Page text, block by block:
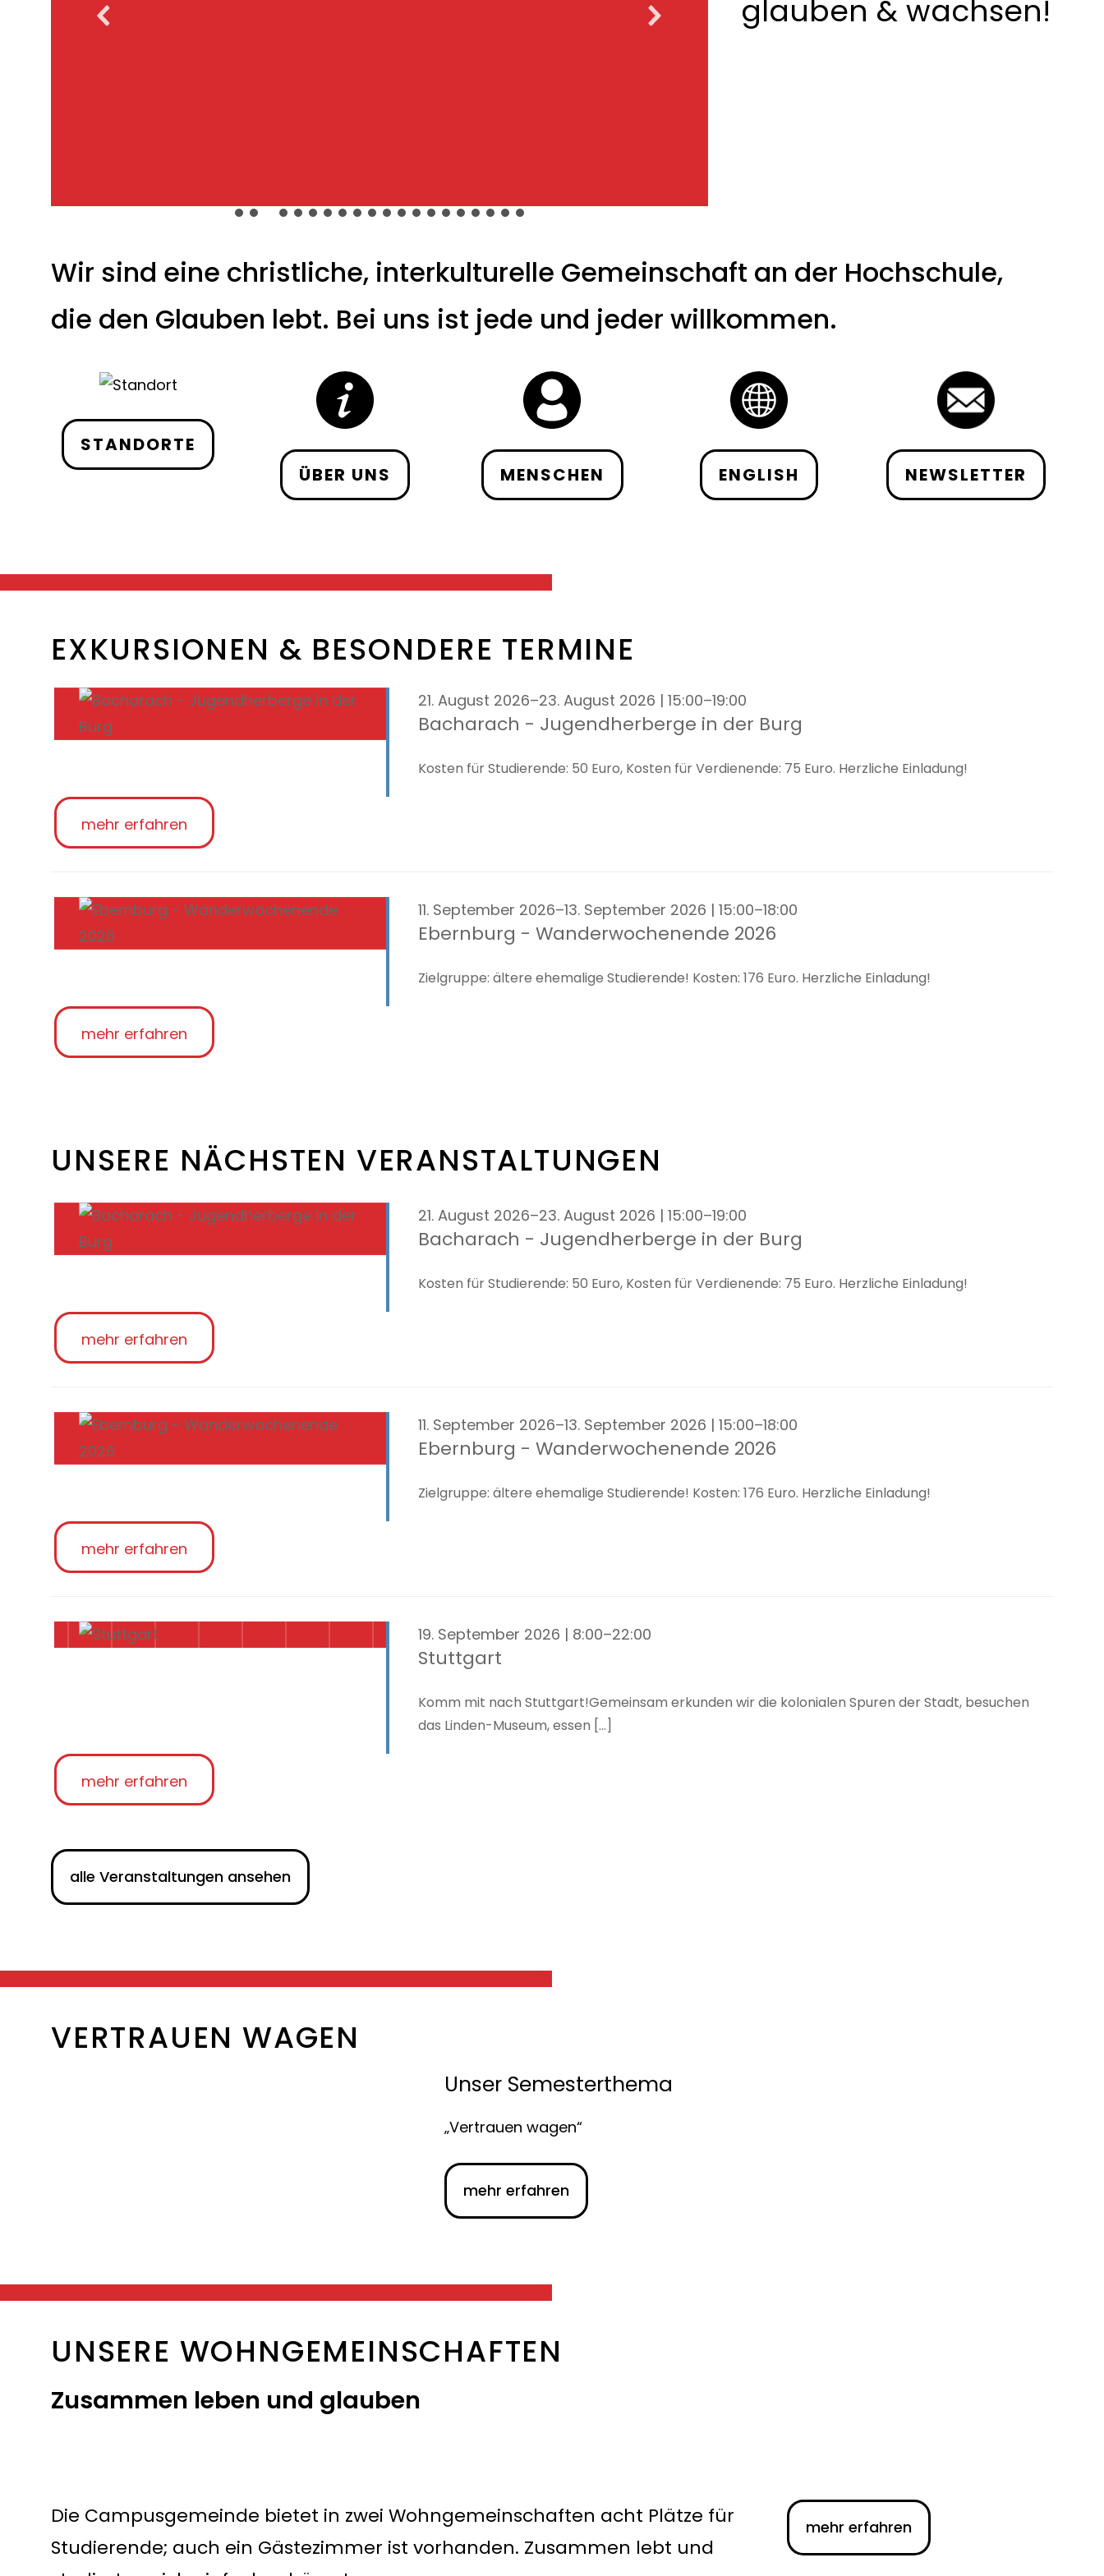
glauben & wachsen!
Wir sind eine christliche, interkulturelle Gemeinschaft an der Hochschule,
die den Glauben lebt. Bei uns ist jede und jeder willkommen.
STANDORTE
ÜBER UNS
MENSCHEN ENGLISH NEWSLETTER
EXKURSIONEN & BESONDERE TERMINE
21. August 2026–23. August 2026 | 15:00–19:00
Bacharach - Jugendherberge in der Burg
Kosten für Studierende: 50 Euro, Kosten für Verdienende: 75 Euro. Herzliche Einladung!
mehr erfahren
11. September 2026–13. September 2026 | 15:00–18:00
Ebernburg - Wanderwochenende 2026
Zielgruppe: ältere ehemalige Studierende! Kosten: 176 Euro. Herzliche Einladung!
mehr erfahren
UNSERE NÄCHSTEN VERANSTALTUNGEN
21. August 2026–23. August 2026 | 15:00–19:00
Bacharach - Jugendherberge in der Burg
Kosten für Studierende: 50 Euro, Kosten für Verdienende: 75 Euro. Herzliche Einladung!
mehr erfahren
11. September 2026–13. September 2026 | 15:00–18:00
Ebernburg - Wanderwochenende 2026
Zielgruppe: ältere ehemalige Studierende! Kosten: 176 Euro. Herzliche Einladung!
mehr erfahren
19. September 2026 | 8:00–22:00
Stuttgart
Komm mit nach Stuttgart!Gemeinsam erkunden wir die kolonialen Spuren der Stadt, besuchen
das Linden-Museum, essen [...]
mehr erfahren
alle Veranstaltungen ansehen
VERTRAUEN WAGEN
Unser Semesterthema
„Vertrauen wagen“
mehr erfahren
UNSERE WOHNGEMEINSCHAFTEN
Zusammen leben und glauben
Die Campusgemeinde bietet in zwei Wohngemeinschaften acht Plätze für
Studierende; auch ein Gästezimmer ist vorhanden. Zusammen lebt und
mehr erfahren